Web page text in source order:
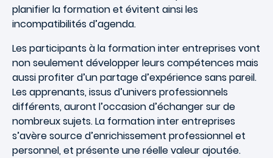
planifier la formation et évitent ainsi les
incompatibilités d’agenda.
Les participants à la formation inter entreprises vont
non seulement développer leurs compétences mais
aussi profiter d’un partage d’expérience sans pareil.
Les apprenants, issus d’univers professionnels
différents, auront l’occasion d’échanger sur de
nombreux sujets. La formation inter entreprises
s’avère source d’enrichissement professionnel et
personnel, et présente une réelle valeur ajoutée.